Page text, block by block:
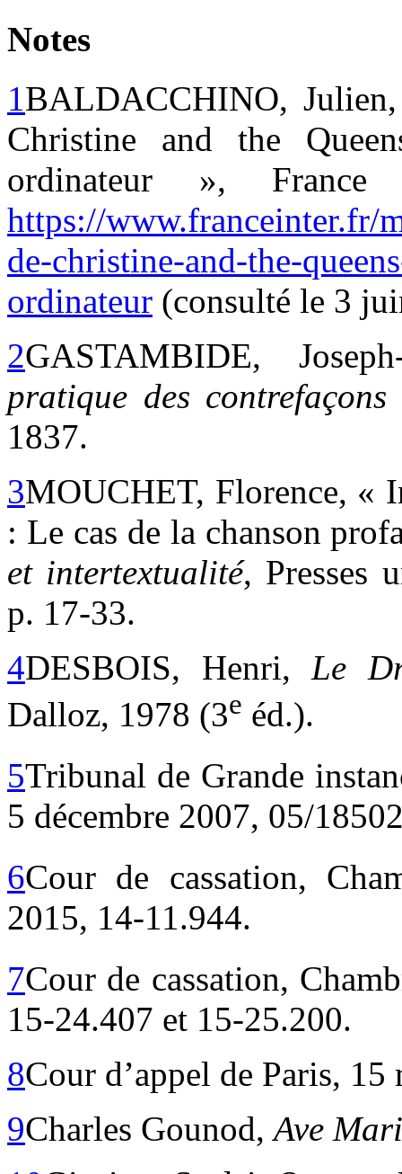
Notes
1BALDACCHINO,
Christine and the
ordinateur »,
https://www.franceinter.fr/
de-christine-and-the-
ordinateur (consulté le 3
2GASTAMBIDE,
pratique des
1837.
3MOUCHET, Florence, «
: Le cas de la chanson
et intertextualité, Presses
p. 17-33.
4DESBOIS, Henri,Le
Dalloz, 1978 (3e éd.).
5Tribunal de Grande
5 décembre 2007, 05/
6Cour de cassation,
2015, 14-11.944.
7Cour de cassation,
15-24.407 et 15-25.200.
8Cour d’appel de Paris,
9Charles Gounod,Ave